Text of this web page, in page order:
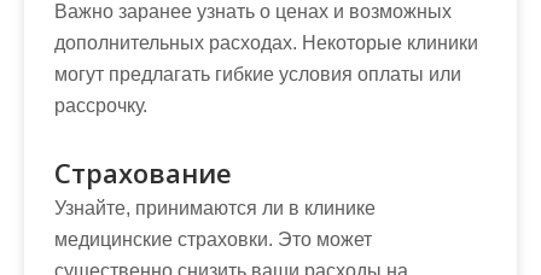
Важно заранее узнать о ценах и возможных
дополнительных расходах. Некоторые клиники
могут предлагать гибкие условия оплаты или
рассрочку.
Страхование
Узнайте, принимаются ли в клинике
медицинские страховки. Это может
существенно снизить ваши расходы на